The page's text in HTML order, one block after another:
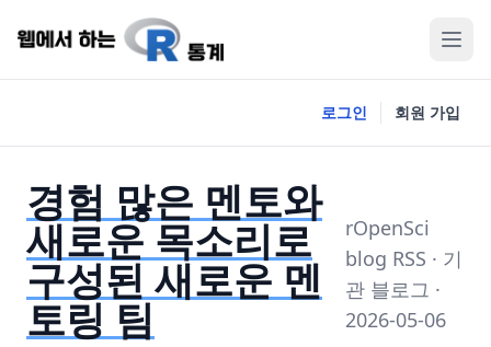
로그인 회원 가입
경험 많은 멘토와
새로운 목소리로
구성된 새로운 멘
토링 팀
rOpenSci
blog RSS · 기
관 블로그 ·
2026-05-06